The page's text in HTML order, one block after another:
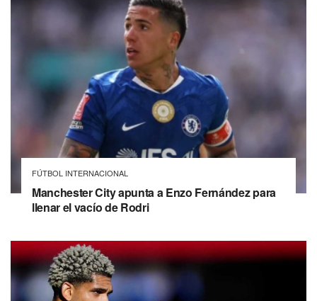
FÚTBOL INTERNACIONAL
Manchester City apunta a Enzo Fernández para
llenar el vacío de Rodri